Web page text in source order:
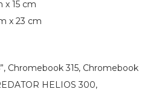
x 15 cm
x 23 cm
Chromebook 315, Chromebook
HELIOS 300,